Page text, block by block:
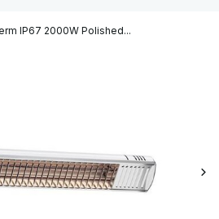
IP67 2000W Polished...